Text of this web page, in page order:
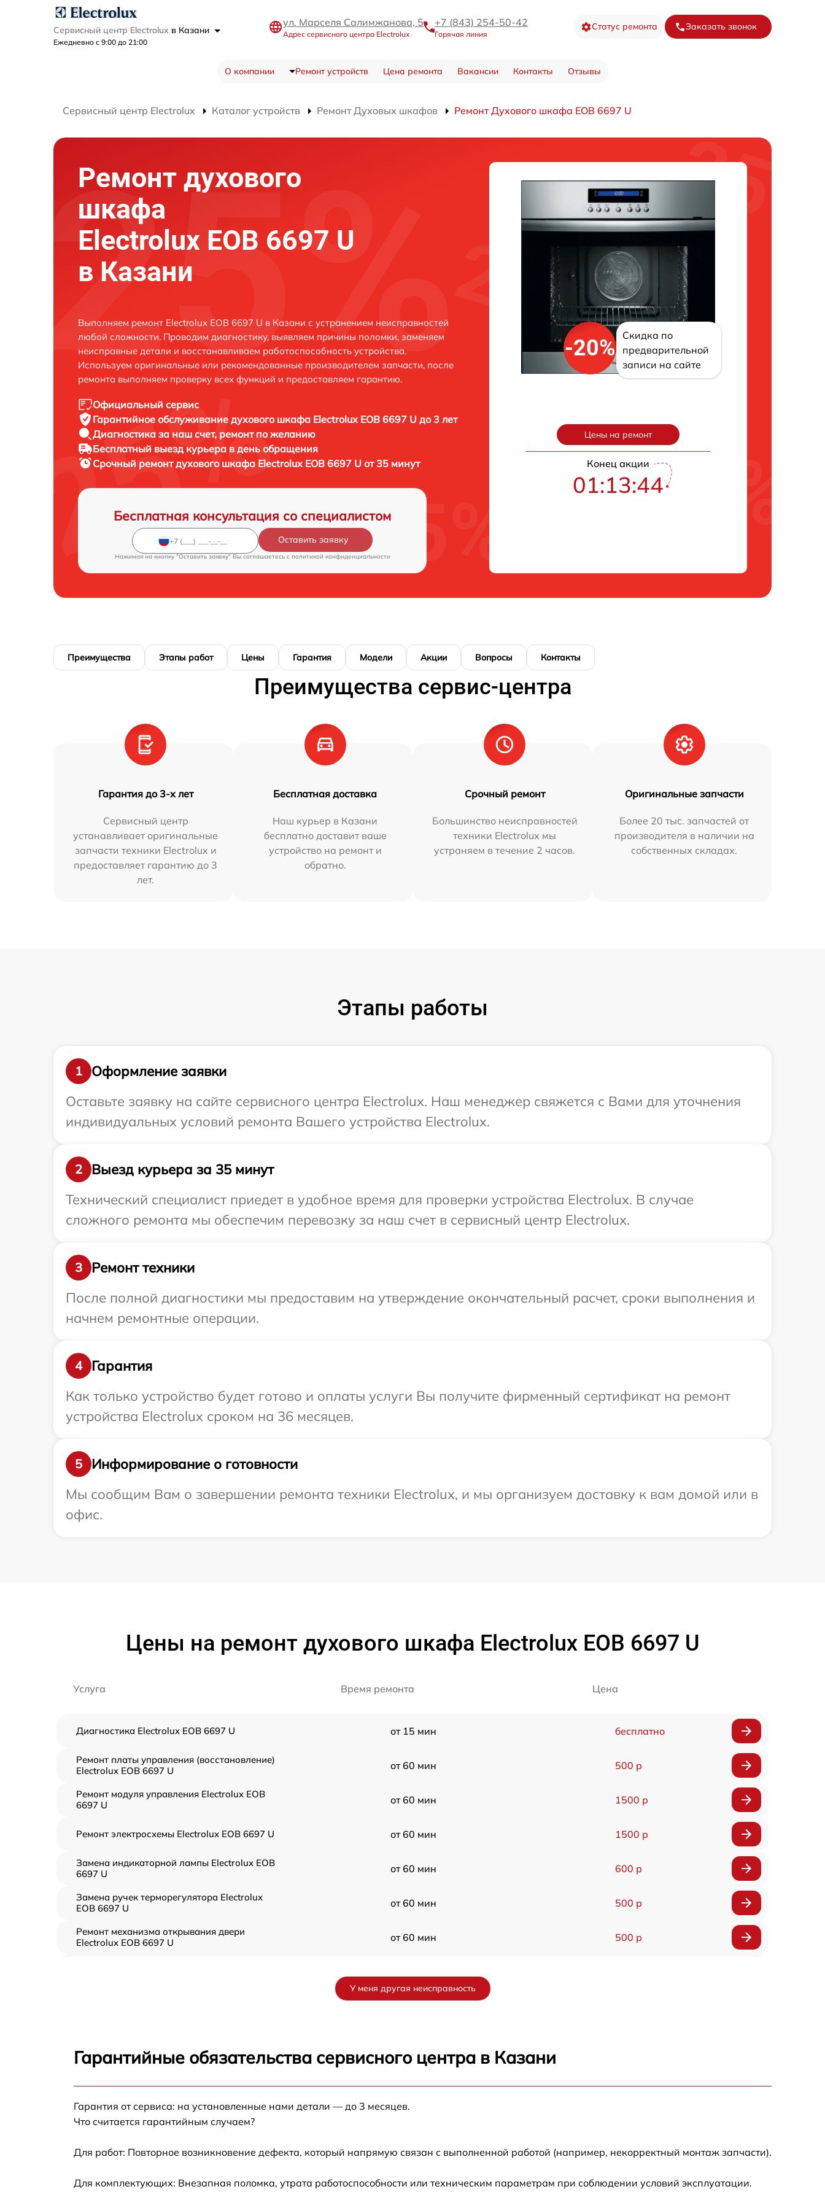
Сервисный центр Electrolux в Казани
Ежедневно с 9:00 до 21:00
ул. Марселя Салимжанова, 5
Адрес сервисного центра Electrolux
+7 (843) 254-50-42
Горячая линия
Статус ремонта Заказать звонок
О компании Ремонт устройств Цена ремонта Вакансии Контакты Отзывы
Сервисный центр Electrolux Каталог устройств Ремонт Духовых шкафов Ремонт Духового шкафа EOB 6697 U
Ремонт духового
шкафа
Electrolux EOB 6697 U
в Казани
Выполняем ремонт Electrolux EOB 6697 U в Казани с устранением неисправностей
любой сложности. Проводим диагностику, выявляем причины поломки, заменяем
неисправные детали и восстанавливаем работоспособность устройства.
Используем оригинальные или рекомендованные производителем запчасти, после
ремонта выполняем проверку всех функций и предоставляем гарантию.
Официальный сервис
Гарантийное обслуживание духового шкафа Electrolux EOB 6697 U до 3 лет
Диагностика за наш счет, ремонт по желанию
Бесплатный выезд курьера в день обращения
Срочный ремонтдухового шкафа Electrolux EOB 6697 U от 35 минут
Бесплатная консультация со специалистом
Оставить заявку
Нажимая на кнопку "Оставить заявку" Вы соглашаетесь c политикой конфиденциальности
-20%
Скидка по
предварительной
записи на сайте
Цены на ремонт
Конец акции
01:13:43
Преимущества Этапы работ Цены Гарантия Модели Акции Вопросы Контакты
Преимущества сервис-центра
Гарантия до 3-х лет
Сервисный центр
устанавливает оригинальные
запчасти техники Electrolux и
предоставляет гарантию до 3
лет.
Бесплатная доставка
Наш курьер в Казани
бесплатно доставит ваше
устройство на ремонт и
обратно.
Срочный ремонт
Большинство неисправностей
техники Electrolux мы
устраняем в течение 2 часов.
Оригинальные запчасти
Более 20 тыс. запчастей от
производителя в наличии на
собственных складах.
Этапы работы
1
Оформление заявки
Оставьте заявку на сайте сервисного центра Electrolux. Наш менеджер свяжется с Вами для уточнения
индивидуальных условий ремонта Вашего устройства Electrolux.
2
Выезд курьера за 35 минут
Технический специалист приедет в удобное время для проверки устройства Electrolux. В случае
сложного ремонта мы обеспечим перевозку за наш счет в сервисный центр Electrolux.
3
Ремонт техники
После полной диагностики мы предоставим на утверждение окончательный расчет, сроки выполнения и
начнем ремонтные операции.
4
Гарантия
Как только устройство будет готово и оплаты услуги Вы получите фирменный сертификат на ремонт
устройства Electrolux сроком на 36 месяцев.
5
Информирование о готовности
Мы сообщим Вам о завершении ремонта техники Electrolux, и мы организуем доставку к вам домой или в
офис.
Цены на ремонт духового шкафа Electrolux EOB 6697 U
Услуга Время ремонта Цена
Диагностика Electrolux EOB 6697 U от 15 мин бесплатно
Ремонт платы управления (восстановление)
Electrolux EOB 6697 U
от 60 мин 500 р
Ремонт модуля управления Electrolux EOB
6697 U
от 60 мин 1500 р
Ремонт электросхемы Electrolux EOB 6697 U от 60 мин 1500 р
Замена индикаторной лампы Electrolux EOB
6697 U
от 60 мин 600 р
Замена ручек терморегулятора Electrolux
EOB 6697 U
от 60 мин 500 р
Ремонт механизма открывания двери
Electrolux EOB 6697 U
от 60 мин 500 р
Замена термодатчика Electrolux EOB 6697 U от 60 мин
6697 U
У меня другая неисправность
Гарантийные обязательства сервисного центра в Казани
Гарантия от сервиса: на установленные нами детали — до 3 месяцев.
Что считается гарантийным случаем?
Для работ: Повторное возникновение дефекта, который напрямую связан с выполненной работой (например, некорректный монтаж запчасти).
Для комплектующих: Внезапная поломка, утрата работоспособности или техническим параметрам при соблюдении условий эксплуатации.